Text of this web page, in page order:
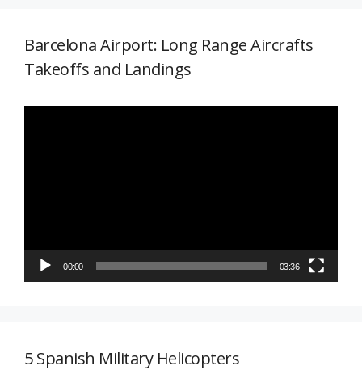
Barcelona Airport: Long Range Aircrafts
Takeoffs and Landings
00:00 03:36
5 Spanish Military Helicopters